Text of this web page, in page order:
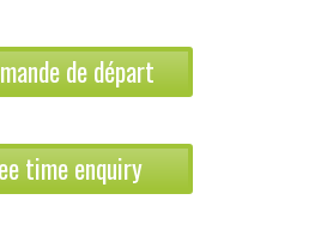
de départ
time enquiry